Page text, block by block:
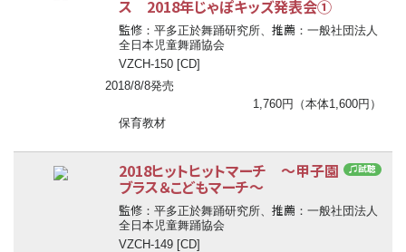
ス 2018年じゃぽキッズ発表会①
監修 ：平多正於舞踊研究所、 推薦 ：一般社団法人
全日本児童舞踊協会
VZCH-150 [CD]
2018/8/8発売
1,760円（本体1,600円）
保育教材
♫試聴
2018ヒットヒットマーチ ～甲子園
ブラス＆こどもマーチ～
監修 ：平多正於舞踊研究所、 推薦 ：一般社団法人
全日本児童舞踊協会
VZCH-149 [CD]